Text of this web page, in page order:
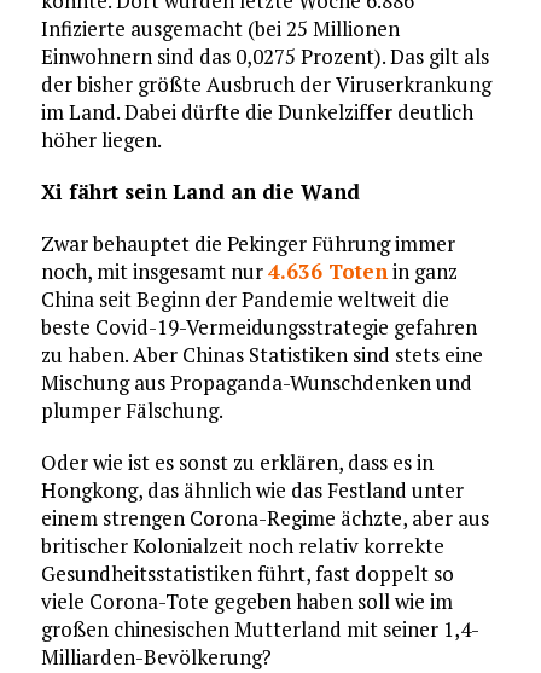
Infizierte ausgemacht (bei 25 Millionen
Einwohnern sind das 0,0275 Prozent). Das gilt als
der bisher größte Ausbruch der Viruserkrankung
im Land. Dabei dürfte die Dunkelziffer deutlich
höher liegen.
Xi fährt sein Land an die Wand
Zwar behauptet die Pekinger Führung immer
noch, mit insgesamt nur4.636 Totenin ganz
China seit Beginn der Pandemie weltweit die
beste Covid-19-Vermeidungsstrategie gefahren
zu haben. Aber Chinas Statistiken sind stets eine
Mischung aus Propaganda-Wunschdenken und
plumper Fälschung.
Oder wie ist es sonst zu erklären, dass es in
Hongkong, das ähnlich wie das Festland unter
einem strengen Corona-Regime ächzte, aber aus
britischer Kolonialzeit noch relativ korrekte
Gesundheitsstatistiken führt, fast doppelt so
viele Corona-Tote gegeben haben soll wie im
großen chinesischen Mutterland mit seiner 1,4-
Milliarden-Bevölkerung?